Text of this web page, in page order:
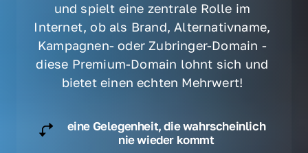
und spielt eine zentrale Rolle im
Internet, ob als Brand, Alternativname,
Kampagnen- oder Zubringer-Domain -
diese Premium-Domain lohnt sich und
bietet einen echten Mehrwert!
eine Gelegenheit, die wahrscheinlich
nie wieder kommt